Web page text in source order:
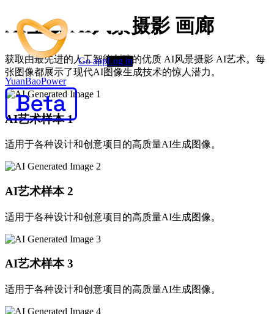
YuanBaoPower
Go appLog in
AI生成 AI风景摄影 画廊
获取由最先进的人工智能创建的优质 AI风景摄影 AI艺术。每
张图像都展示了现代AI图像生成技术的惊人潜力。
AI艺术样本 1
适用于各种设计和创意项目的高质量AI生成图像。
AI艺术样本 2
适用于各种设计和创意项目的高质量AI生成图像。
AI艺术样本 3
适用于各种设计和创意项目的高质量AI生成图像。